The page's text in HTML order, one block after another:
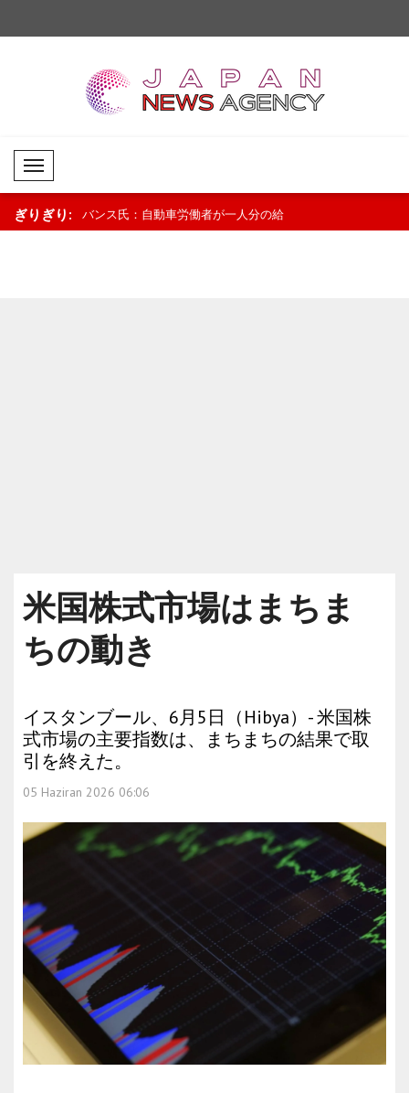
Mobil Menü
ぎりぎり:
外相グティ バンス氏：自動車労働者が一人分の給
米国株式市場はまちま
ちの動き
イスタンブール、6月5日（Hibya）- 米国株
式市場の主要指数は、まちまちの結果で取
引を終えた。
05 Haziran 2026 06:06